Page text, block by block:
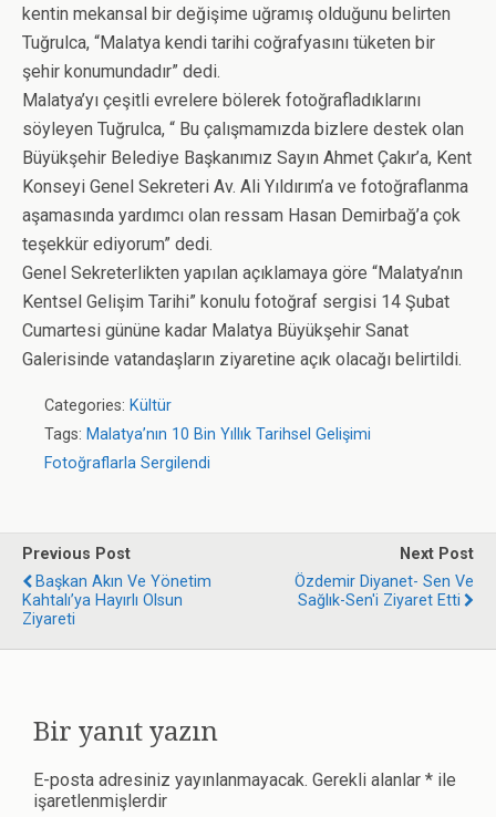
kentin mekansal bir değişime uğramış olduğunu belirten
Tuğrulca, “Malatya kendi tarihi coğrafyasını tüketen bir
şehir konumundadır” dedi.
Malatya’yı çeşitli evrelere bölerek fotoğrafladıklarını
söyleyen Tuğrulca, “ Bu çalışmamızda bizlere destek olan
Büyükşehir Belediye Başkanımız Sayın Ahmet Çakır’a, Kent
Konseyi Genel Sekreteri Av. Ali Yıldırım’a ve fotoğraflanma
aşamasında yardımcı olan ressam Hasan Demirbağ’a çok
teşekkür ediyorum” dedi.
Genel Sekreterlikten yapılan açıklamaya göre “Malatya’nın
Kentsel Gelişim Tarihi” konulu fotoğraf sergisi 14 Şubat
Cumartesi gününe kadar Malatya Büyükşehir Sanat
Galerisinde vatandaşların ziyaretine açık olacağı belirtildi.
Categories: Kültür
Tags: Malatya’nın 10 Bin Yıllık Tarihsel Gelişimi
Fotoğraflarla Sergilendi
Previous Post
Başkan Akın Ve Yönetim
Kahtalı’ya Hayırlı Olsun
Ziyareti
Next Post
Özdemir Diyanet- Sen Ve
Sağlık-Sen'i Ziyaret Etti
Bir yanıt yazın
E-posta adresiniz yayınlanmayacak. Gerekli alanlar * ile
işaretlenmişlerdir